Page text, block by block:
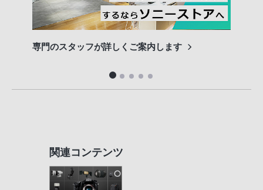
専門のスタッフが詳しくご案内します
関連コンテンツ